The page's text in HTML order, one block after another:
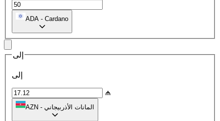
ADA - Cardano
إلى
إلى
₼
AZN - المانات الأذربيجاني